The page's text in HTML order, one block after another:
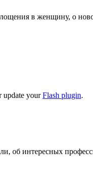
в женщину, о
update yourFlash plugin.
интересных